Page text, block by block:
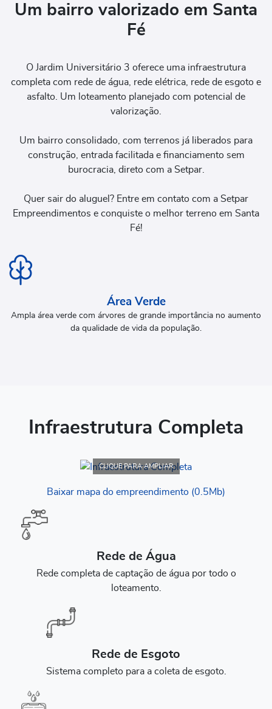
Um bairro valorizado em Santa
Fé
O Jardim Universitário 3 oferece uma infraestrutura
completa com rede de água, rede elétrica, rede de esgoto e
asfalto. Um loteamento planejado com potencial de
valorização.
Um bairro consolidado, com terrenos já liberados para
construção, entrada facilitada e financiamento sem
burocracia, direto com a Setpar.
Quer sair do aluguel? Entre em contato com a Setpar
Empreendimentos e conquiste o melhor terreno em Santa
Fé!
Área Verde
Ampla área verde com árvores de grande importância no aumento
da qualidade de vida da população.
Infraestrutura Completa
CLIQUE PARA AMPLIAR
Baixar mapa do empreendimento (0.5Mb)
Rede de Água
Rede completa de captação de água por todo o
loteamento.
Rede de Esgoto
Sistema completo para a coleta de esgoto.